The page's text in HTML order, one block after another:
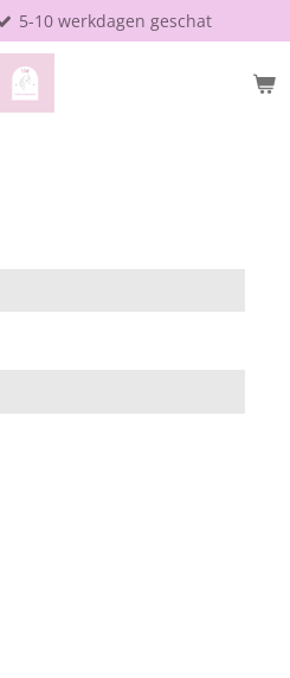
5-10 werkdagen geschat